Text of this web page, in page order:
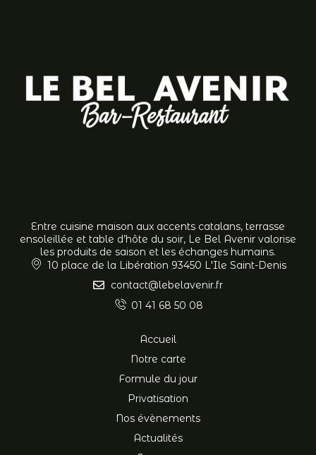
Entre cuisine maison aux accents catalans, terrasse
ensoleillée et table d’hôte du soir, Le Bel Avenir valorise
les produits de saison et les échanges humains.
10 place de la Libération 93450 L'Ile Saint-Denis
contact@lebelavenir.fr
01 41 68 50 08
Accueil
Notre carte
Formule du jour
Privatisation
Nos évènements
Actualités